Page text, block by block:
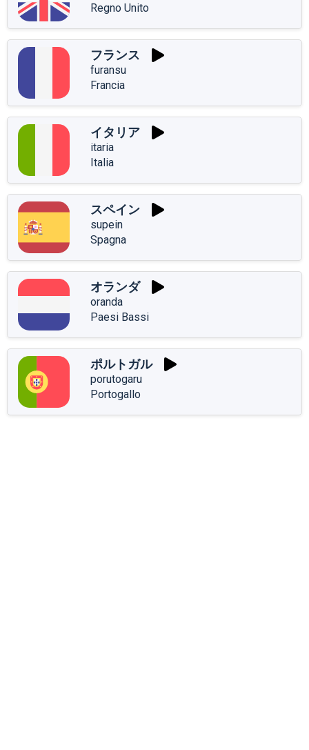
Regno Unito
フランス
furansu
Francia
イタリア
itaria
Italia
スペイン
supein
Spagna
オランダ
oranda
Paesi Bassi
ポルトガル
porutogaru
Portogallo